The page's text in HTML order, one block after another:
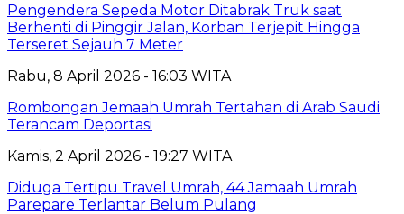
Pengendera Sepeda Motor Ditabrak Truk saat
Berhenti di Pinggir Jalan, Korban Terjepit Hingga
Terseret Sejauh 7 Meter
Rabu, 8 April 2026 - 16:03 WITA
Rombongan Jemaah Umrah Tertahan di Arab Saudi
Terancam Deportasi
Kamis, 2 April 2026 - 19:27 WITA
Diduga Tertipu Travel Umrah, 44 Jamaah Umrah
Parepare Terlantar Belum Pulang